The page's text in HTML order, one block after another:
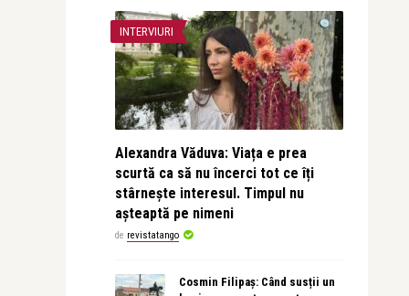
INTERVIURI
Alexandra Văduva: Viața e prea
scurtă ca să nu încerci tot ce îți
stârnește interesul. Timpul nu
așteaptă pe nimeni
de revistatango
Cosmin Filipaș: Când susții un